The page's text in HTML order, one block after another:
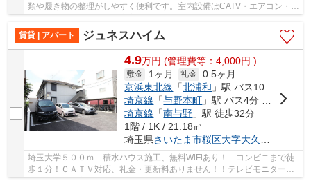
類や履き物の整理がしやすく便利です。室内設備はCATV・エアコン・ネ
ット使用料不要など大変充実しております。敷...
賃貸 | アパート
ジュネスハイム
4.9万円 (管理費等：4,000円 )
敷金 1ヶ月 礼金 0.5ヶ月
京浜東北線 「北浦和 」駅 バス10分 「大久保団地停」 停歩2分
埼京線 「与野本町 」駅 バス4分 「大久保団地（埼玉県）」 停歩3分
埼京線 「南与野 」駅 徒歩32分
1階 / 1K / 21.18㎡
埼玉県さいたま市桜区大字大久保領家
埼玉大学５００ｍ 積水ハウス施工、無料WiFiあり！ コンビニまで徒
歩１分！ＣＡＴＶ対応、礼金・更新料ありません！！テレビモニター及